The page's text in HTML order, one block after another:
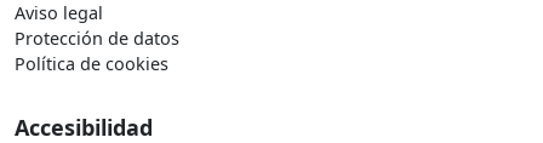
Aviso legal
Protección de datos
Política de cookies
Accesibilidad